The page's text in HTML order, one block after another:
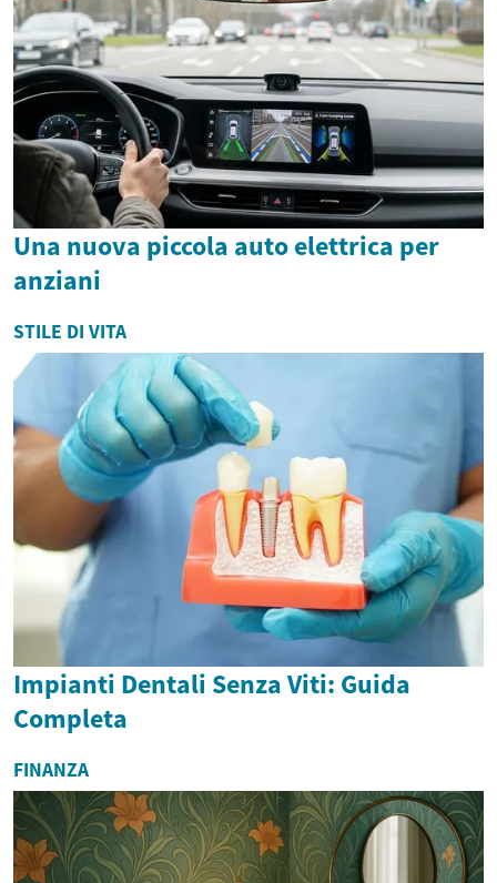
Una nuova piccola auto elettrica per
anziani
STILE DI VITA
Impianti Dentali Senza Viti: Guida
Completa
FINANZA